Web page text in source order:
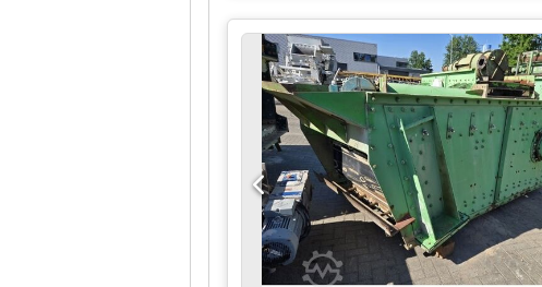
1000 GBD Artikelnummer: 9587-00-001
Zustand: Gebraucht, guter Zustand
Gerätehändler oder ein
stellen: Zusätzliche Fotos Videos der
Cjdpfx Apszqy Ite Eerf Bitte teilen Sie
möchte. Ich freue mich auf Ihre